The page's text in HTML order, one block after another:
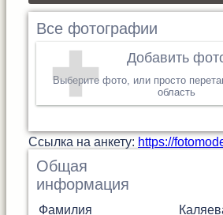
Все фотографии
Добавить
Выберите фото, или просто
область
Cсылка на анкету: https://
Общая
информация
Фамилия